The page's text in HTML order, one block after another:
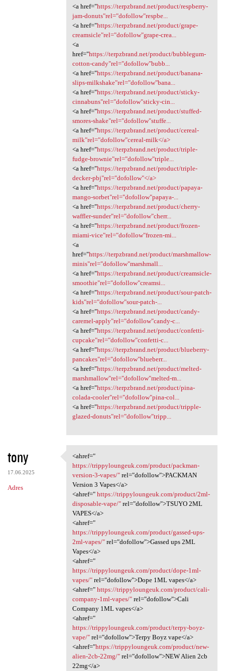
<a href="https://terpzbrand.net/product/respberry-
jam-donuts"rel="dofollow"respbe...
<a href="https://terpzbrand.net/product/grape-
creamsicle"rel="dofollow"grape-crea...
<a
href="https://terpzbrand.net/product/bubblegum-
cotton-candy"rel="dofollow"bubb...
<a href="https://terpzbrand.net/product/banana-
slips-milkshake"rel="dofollow"bana...
<a href="https://terpzbrand.net/product/sticky-
cinnabuns"rel="dofollow"sticky-cin...
<a href="https://terpzbrand.net/product/stuffed-
smores-shake"rel="dofollow"stuffe...
<a href="https://terpzbrand.net/product/cereal-
milk"rel="dofollow"cereal-milk</a>
<a href="https://terpzbrand.net/product/triple-
fudge-brownie"rel="dofollow"triple...
<a href="https://terpzbrand.net/product/triple-
decker-pbj"rel="dofollow"</a>
<a href="https://terpzbrand.net/product/papaya-
mango-sorbet"rel="dofollow"papaya-...
<a href="https://terpzbrand.net/product/cherry-
waffler-sunder"rel="dofollow"cherr...
<a href="https://terpzbrand.net/product/frozen-
miami-vice"rel="dofollow"frozen-mi...
<a
href="https://terpzbrand.net/product/marshmallow-
minis"rel="dofollow"marshmall...
<a href="https://terpzbrand.net/product/creamsicle-
smoothie"rel="dofollow"creamsi...
<a href="https://terpzbrand.net/product/sour-patch-
kids"rel="dofollow"sour-patch-...
<a href="https://terpzbrand.net/product/candy-
caremel-apply"rel="dofollow"candy-c...
<a href="https://terpzbrand.net/product/confetti-
cupcake"rel="dofollow"confetti-c...
<a href="https://terpzbrand.net/product/blueberry-
pancakes"rel="dofollow"blueberr...
<a href="https://terpzbrand.net/product/melted-
marshmallow"rel="dofollow"melted-m...
<a href="https://terpzbrand.net/product/pina-
colada-cooler"rel="dofollow"pina-col...
<a href="https://terpzbrand.net/product/tripple-
glazed-donuts"rel="dofollow"tripp...
tony
17.06.2025
Adres
<ahref=" https:/
<ahref="
https://trippyloungeuk.com/product/packman-
version-3-vapes/"rel="dofollow">PACKMAN
Version 3 Vapes</a>
<ahref=" https://trippyloungeuk.com/product/2ml-
disposable-vape/"rel="dofollow">TSUYO 2ML
VAPES</a>
<ahref="
https://trippyloungeuk.com/product/gassed-ups-
2ml-vapes/"rel="dofollow">Gassed ups 2ML
Vapes</a>
<ahref="
https://trippyloungeuk.com/product/dope-1ml-
vapes/"rel="dofollow">Dope 1ML vapes</a>
<ahref=" https://trippyloungeuk.com/product/cali-
company-1ml-vapes/"rel="dofollow">Cali
Company 1ML vapes</a>
<ahref="
https://trippyloungeuk.com/product/terpy-boyz-
vape/"rel="dofollow">Terpy Boyz vape</a>
<ahref="https://trippyloungeuk.com/product/new-
alien-2cb-22mg/"rel="dofollow">NEW Alien 2cb
22mg</a>